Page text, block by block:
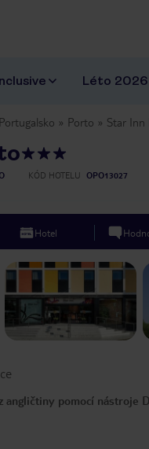
Léto 2026
Portugalsko Porto Star Inn
KÓD HOTELU OPO13027
Hotel
angličtiny pomocí nástroje